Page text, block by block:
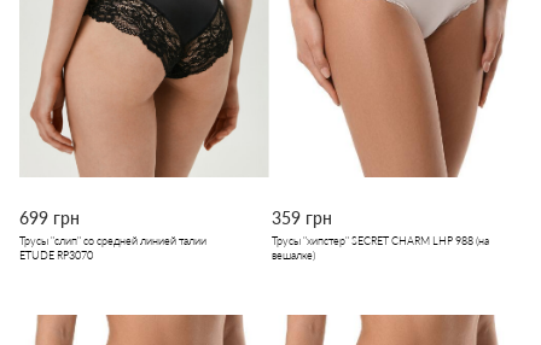
699 грн
Трусы "слип" со средней линией талии
ETUDE RP3070
359 грн
Трусы "хипстер" SECRET CHARM LHP 988 (на
вешалке)